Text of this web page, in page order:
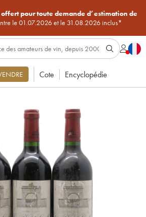
pour toute demande d’estimation de
le 01.07.2026 et le 31.08.2026 inclus*
Cote Encyclopédie